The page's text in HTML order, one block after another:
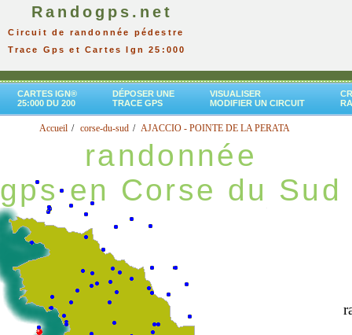
Randogps.net
Circuit de randonnée pédestre
Trace Gps et Cartes Ign 25:000
CARTES IGN®
25:000 DU 200
DÉPOSER UNE
TRACE GPS
VISUALISER
MODIFIER UN CIRCUIT
Accueil corse-du-sud AJACCIO - POINTE DE LA PERATA
randonnée
gps en Corse du Sud